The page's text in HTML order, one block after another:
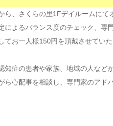
ら、さくらの里1Fデイルームに
によるバランス度のチェック、専
てお一人様150円を頂戴させていた
症の患者や家族、地域の人など
ら心配事を相談し、専門家のアド